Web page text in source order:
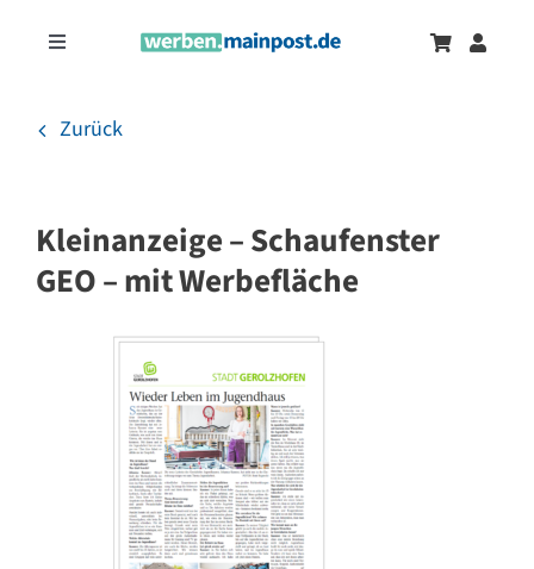
InhaltToggle
Onlinewerbung
Zurück
Kleinanzeige – Schaufenster
GEO – mit Werbefläche